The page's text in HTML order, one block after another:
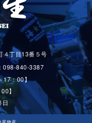
丁目13番５号
098-840-3387
17：00】
】
日